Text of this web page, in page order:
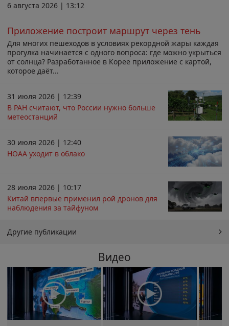
6 августа 2026 | 13:12
Приложение построит маршрут через тень
Для многих пешеходов в условиях рекордной жары каждая
прогулка начинается с одного вопроса: где можно укрыться
от солнца? Разработанное в Корее приложение с картой,
которое даёт...
31 июля 2026 | 12:39
В РАН считают, что России нужно больше
метеостанций
30 июля 2026 | 12:40
НОАА уходит в облако
28 июля 2026 | 10:17
Китай впервые применил рой дронов для
наблюдения за тайфуном
Другие публикации
Видео